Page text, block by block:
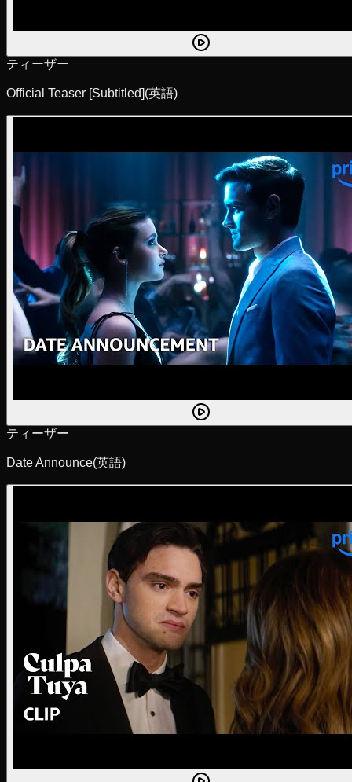
ティーザー
Official Teaser [Subtitled](英語)
ティーザー
Date Announce(英語)